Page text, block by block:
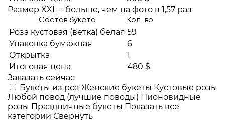
Размер XXL = больше, чем на фото в 1,57 раз
Состав букета Кол-во
Роза кустовая (ветка) белая 59
Упаковка бумажная
6
Открытка
1
Итоговая цена
480 $
Заказать сейчас
Букеты из роз Женские букеты Кустовые розы
Любой повод (лучшие поводы) Пионовидные
розы Праздничные букеты Показать все
категории Свернуть